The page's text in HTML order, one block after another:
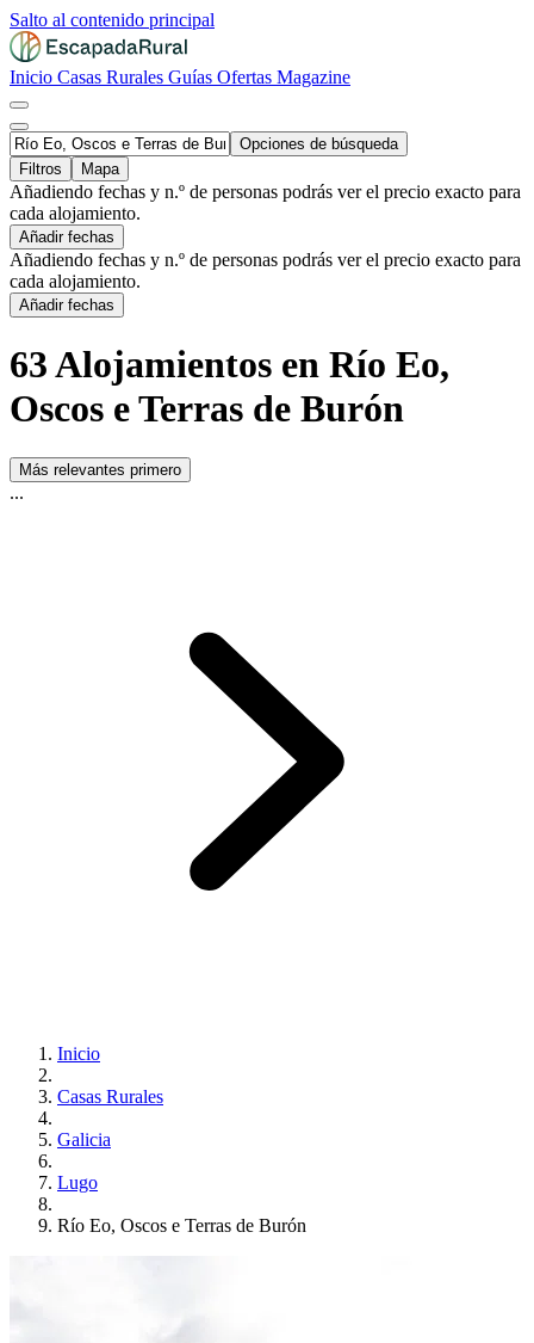
Salto al contenido principal
Inicio Casas Rurales Guías Ofertas Magazine
Opciones de búsqueda
Filtros
Mapa
Añadiendo fechas y n.º de personas podrás ver el precio exacto para
cada alojamiento.
Añadir fechas
Añadiendo fechas y n.º de personas podrás ver el precio exacto para
cada alojamiento.
Añadir fechas
63 Alojamientos en Río Eo,
Oscos e Terras de Burón
Más relevantes primero
...
Inicio
Casas Rurales
Galicia
Lugo
Río Eo, Oscos e Terras de Burón